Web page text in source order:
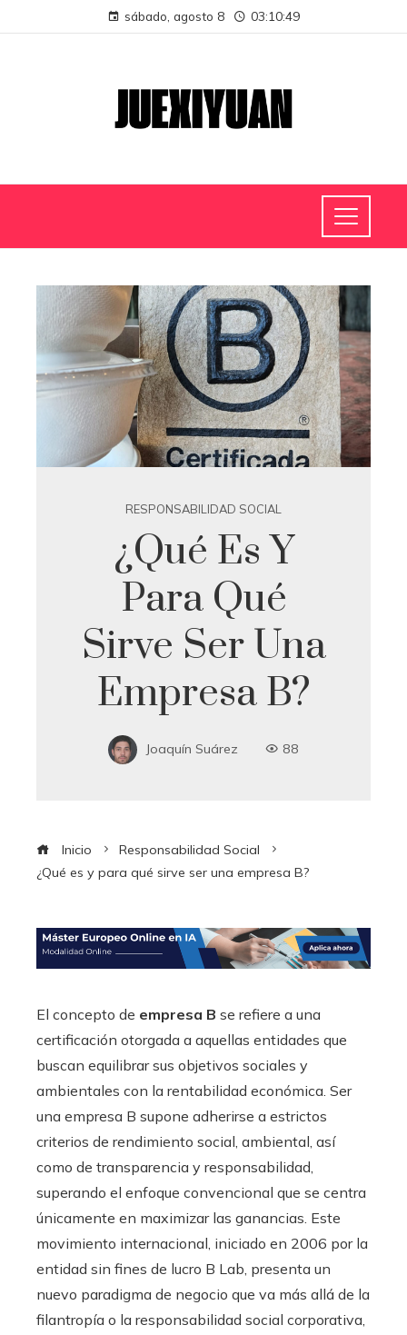
sábado, agosto 8 03:10:49
RESPONSABILIDAD SOCIAL
¿Qué Es Y
Para Qué
Sirve Ser Una
Empresa B?
Joaquín Suárez 88
Inicio
Responsabilidad Social
¿Qué es y para qué sirve ser una empresa B?
El concepto de empresa B se refiere a una
certificación otorgada a aquellas entidades que
buscan equilibrar sus objetivos sociales y
ambientales con la rentabilidad económica. Ser
una empresa B supone adherirse a estrictos
criterios de rendimiento social, ambiental, así
como de transparencia y responsabilidad,
superando el enfoque convencional que se centra
únicamente en maximizar las ganancias. Este
movimiento internacional, iniciado en 2006 por la
entidad sin fines de lucro B Lab, presenta un
nuevo paradigma de negocio que va más allá de la
filantropía o la responsabilidad social corporativa,